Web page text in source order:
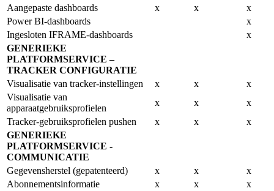
Aangepaste dashboards
x x
x
Power BI-dashboards
x
Ingesloten IFRAME-dashboards
x
GENERIEKE
PLATFORMSERVICE –
TRACKER CONFIGURATIE
Visualisatie van tracker-instellingen
x x
x
Visualisatie van
apparaatgebruiksprofielen
x x
x
Tracker-gebruiksprofielen pushen
x x
x
GENERIEKE
PLATFORMSERVICE -
COMMUNICATIE
Gegevensherstel (gepatenteerd)
x x
x
Abonnementsinformatie
x x
x